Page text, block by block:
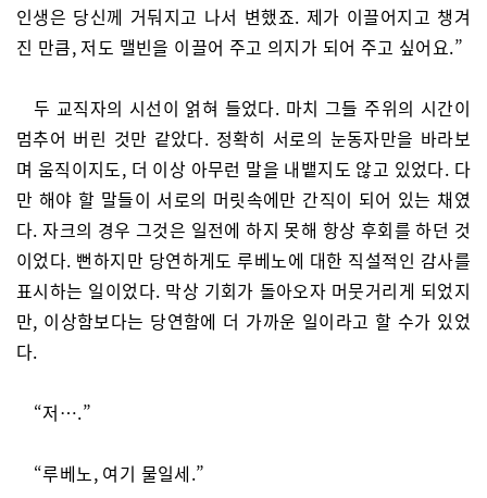
인생은 당신께 거둬지고 나서 변했죠. 제가 이끌어지고 챙겨
진 만큼, 저도 맬빈을 이끌어 주고 의지가 되어 주고 싶어요.”
두 교직자의 시선이 얽혀 들었다. 마치 그들 주위의 시간이
멈추어 버린 것만 같았다. 정확히 서로의 눈동자만을 바라보
며 움직이지도, 더 이상 아무런 말을 내뱉지도 않고 있었다. 다
만 해야 할 말들이 서로의 머릿속에만 간직이 되어 있는 채였
다. 자크의 경우 그것은 일전에 하지 못해 항상 후회를 하던 것
이었다. 뻔하지만 당연하게도 루베노에 대한 직설적인 감사를
표시하는 일이었다. 막상 기회가 돌아오자 머뭇거리게 되었지
만, 이상함보다는 당연함에 더 가까운 일이라고 할 수가 있었
다.
“저….”
“루베노, 여기 물일세.”